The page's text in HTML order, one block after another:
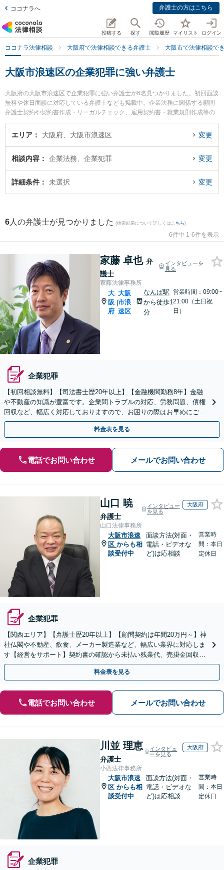
ココナラへ 弁護士の方はこちら
投稿する 探す 閲覧履歴 マイリスト ログイン
ココナラ法律相談 大阪府で法律相談できる弁護士 大阪市で法律相談で
大阪市浪速区の企業犯罪に強い弁護士
大阪府の大阪市浪速区で企業犯罪に強い弁護士が6名見つかりました。初回面談
無料や休日面談に対応している弁護士なども掲載中。企業法務に関係する顧問
弁護士契約や契約書作成・リーガルチェック、雇用契約書・就業規則作成等の
細かな分野での絞り込み検索もでき便利です。特に家藤法律事務所の家藤 卓也
弁護士や弁護士法人法律事務所ロイヤーズ・ハイの田中 今日太弁護士、弁護士
た企業犯罪のトラブルを今すぐに弁護士に相談したい』『企業犯罪のトラブル
解決の実績豊富な近くの弁護士を検索したい』『初回相談無料で企業犯罪を法
律相談できる大阪市浪速区内の弁護士に相談予約したい』などでお困りの相談
エリア 大阪府、大阪市浪速区 変更
相談内容 企業法務、企業犯罪 変更
詳細条件 未選択 変更
6 人の弁護士が見つかりました (検索結果について詳しくは こちら)
6件中 1-6件を表示
家藤 卓也 弁
護士
インタビューを
見る
家藤法律事務所
大
阪
府
|
大阪
市浪
速区
なんば駅
から徒歩1
分
営業時間：09:00~
21:00（土日祝
日）
企業犯罪
【初回相談無料】【司法書士歴20年以上】【金融機関勤務8年】金融
や不動産の知識が豊富です。企業間トラブルの対応、労務問題、債権
回収など、幅広く対応しておりますので、お困りの際はお早めにご相
談ください。【WEB面談可】【夜間・休日対応】
料金表を見る
電話でお問い合わせ メールでお問い合わせ
山口 暁
弁護士
インタビュー
を見る
大阪府
山口法律事務所
大阪市浪速
区 からも相
談受付中
面談方法(対面・
電話・ビデオな
ど)は応相談
営業時
間：本日
定休日
企業犯罪
【関西エリア】【弁護士歴20年以上】【顧問契約は年間20万円～】神
社仏閣や不動産、飲食、メーカー製造業など、幅広い業界に対応しま
す【経営をサポート】契約書の確認から未払い残業代、売掛金回収、
事業承継までお任せください【初回面談無料】
料金表を見る
電話でお問い合わせ メールでお問い合わせ
川並 理恵
弁護士
インタビュ
ーを見る
大阪府
小西法律事務所
大阪市浪速
区 からも相
談受付中
面談方法(対面・
電話・ビデオな
ど)は応相談
営業時
間：本日
定休日
企業犯罪